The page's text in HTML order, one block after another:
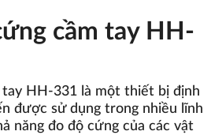
cầm tay HH-
tay HH-331 là một thiết bị định
được sử dụng trong nhiều lĩnh
năng đo độ cứng của các vật